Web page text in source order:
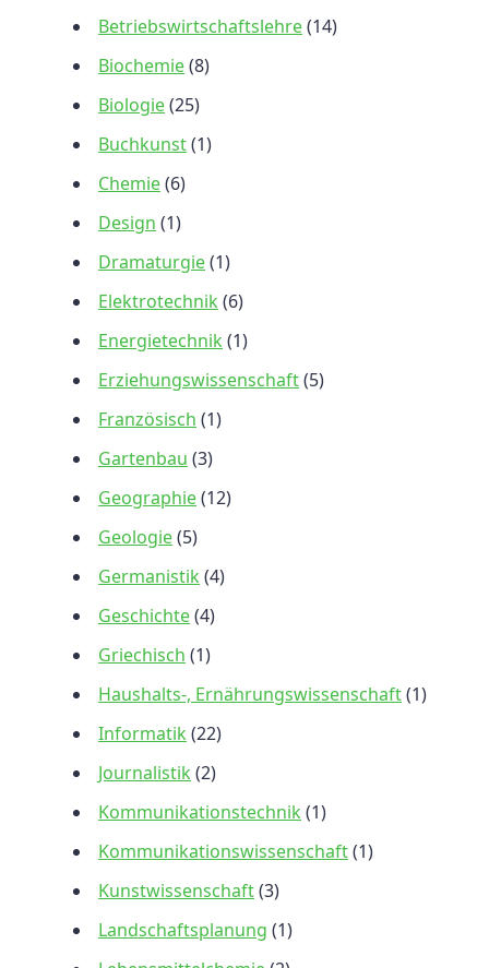
Betriebswirtschaftslehre(14)
Biochemie(8)
Biologie(25)
Buchkunst(1)
Chemie(6)
Design (1)
Dramaturgie(1)
Elektrotechnik (6)
Energietechnik (1)
Erziehungswissenschaft(5)
Französisch (1)
Gartenbau (3)
Geographie(12)
Geologie(5)
Germanistik (4)
Geschichte(4)
Griechisch (1)
Haushalts-, Ernährungswissenschaft(1)
Informatik (22)
Journalistik (2)
Kommunikationstechnik (1)
Kommunikationswissenschaft(1)
Kunstwissenschaft(3)
Landschaftsplanung (1)